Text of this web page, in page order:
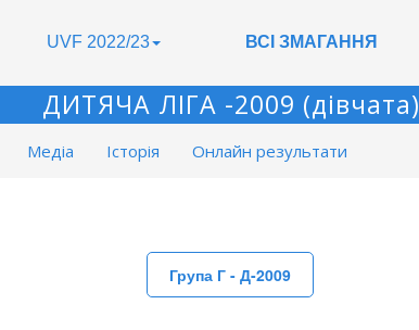
UVF 2022/23 ВСІ ЗМАГАННЯ
ДИТЯЧА ЛІГА -2009 (дівчата)
Медіа Історія Онлайн результати
Група Г - Д-2009